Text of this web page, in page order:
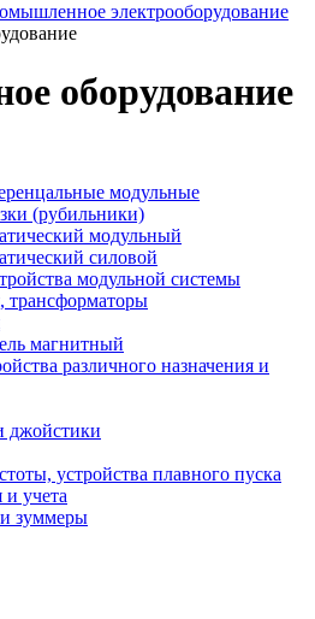
электрооборудование
оборудование
модульные
(рубильники)
модульный
силовой
модульной системы
трансформаторы
магнитный
различного назначения и
джойстики
устройства плавного пуска
учета
зуммеры